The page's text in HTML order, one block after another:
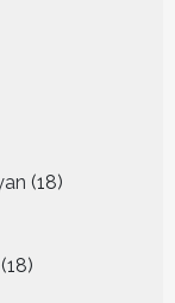
18
producten
18
producten